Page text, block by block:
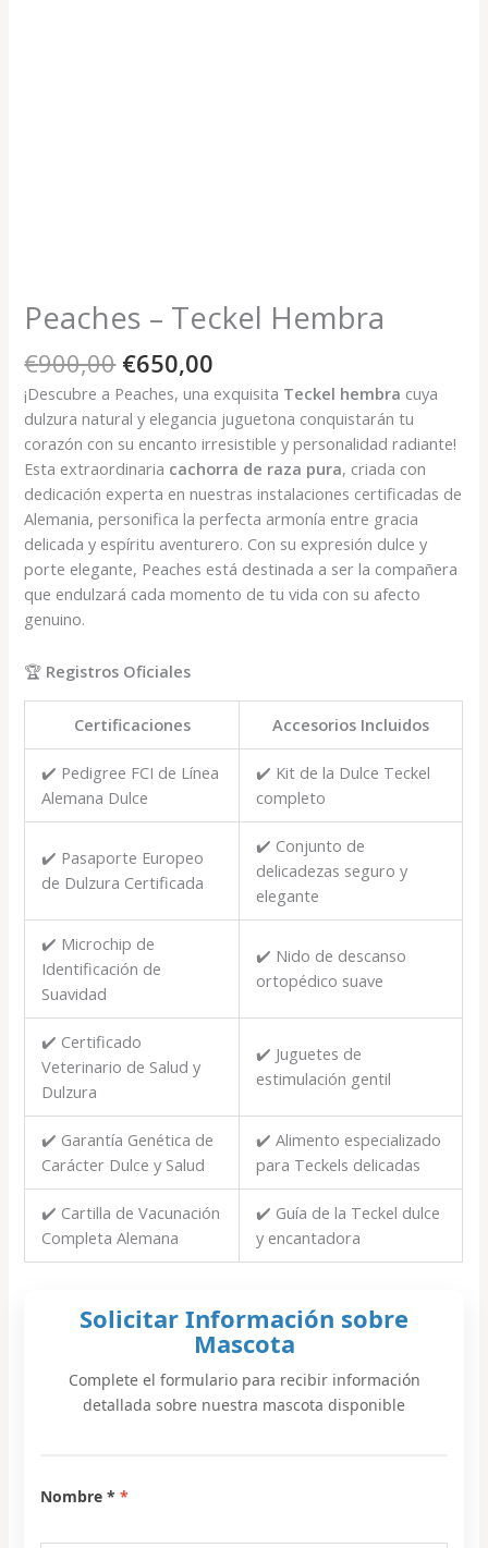
Peaches – Teckel Hembra
€900,00 El
precio
original
era:
€900,00.
€650,00
precio
actual
es:
€650,00.
¡Descubre a Peaches, una exquisita Teckel hembra cuya
dulzura natural y elegancia juguetona conquistarán tu
corazón con su encanto irresistible y personalidad radiante!
Esta extraordinaria cachorra de raza pura, criada con
dedicación experta en nuestras instalaciones certificadas de
Alemania, personifica la perfecta armonía entre gracia
delicada y espíritu aventurero. Con su expresión dulce y
porte elegante, Peaches está destinada a ser la compañera
que endulzará cada momento de tu vida con su afecto
genuino.
🏆 Registros Oficiales
Certificaciones Accesorios Incluidos
✔️ Pedigree FCI de Línea
Alemana Dulce
✔️ Kit de la Dulce Teckel
completo
✔️ Pasaporte Europeo
de Dulzura Certificada
✔️ Conjunto de
delicadezas seguro y
elegante
✔️ Microchip de
Identificación de
Suavidad
✔️ Nido de descanso
ortopédico suave
✔️ Certificado
Veterinario de Salud y
Dulzura
✔️ Juguetes de
estimulación gentil
✔️ Garantía Genética de
Carácter Dulce y Salud
✔️ Alimento especializado
para Teckels delicadas
✔️ Cartilla de Vacunación
Completa Alemana
✔️ Guía de la Teckel dulce
y encantadora
Solicitar Información sobre
Mascota
Complete el formulario para recibir información
detallada sobre nuestra mascota disponible
Nombre *